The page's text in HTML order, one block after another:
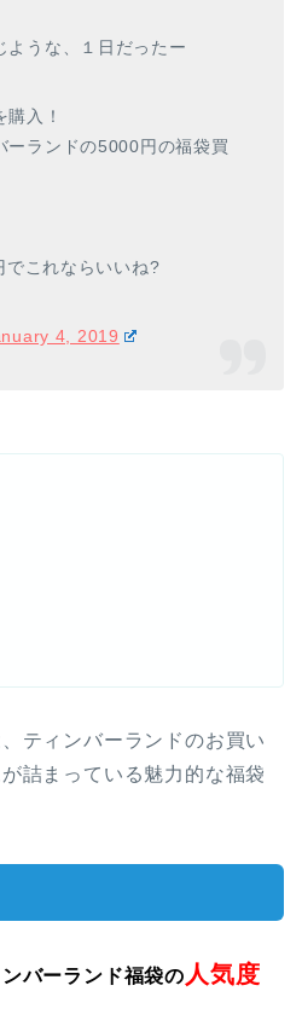
ような、１日だったー
入！
ーランドの5000円の福袋買
でこれならいいね?
4, 2019
ティンバーランドのお買い
詰まっている魅力的な福袋
バーランド福袋の 人気度